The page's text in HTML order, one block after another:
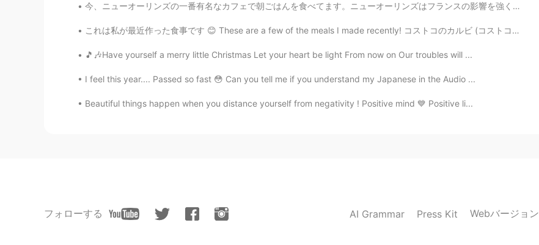
今、ニューオーリンズの一番有名なカフェで朝ごはんを食べてます。ニューオーリンズはフランスの影響を強く受けています。そして、Street PartiesとMardi Grasで有名です。アメリカの...
これは私が最近作った食事です 😊 These are a few of the meals I made recently! コストコのカルビ (コストコがだいすきです🤩） Kalbi fro...
🎵🎶Have yourself a merry little Christmas Let your heart be light From now on Our troubles will ...
I feel this year.... Passed so fast 😳 Can you tell me if you understand my Japanese in the Audio ...
Beautiful things happen when you distance yourself from negativity ! Positive mind 💙 Positive li...
フォローする AI Grammar Press Kit Webバージョン